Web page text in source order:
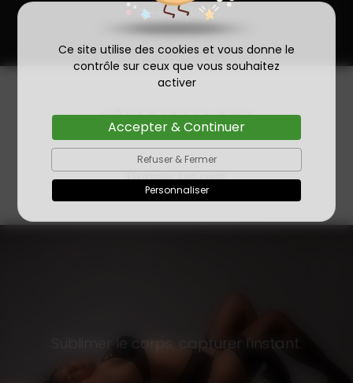
Ce site utilise des cookies et vous donne le
contrôle sur ceux que vous souhaitez
activer
Accepter & Continuer
Refuser & Fermer
Personnaliser
En voir plus
TÉMOIGNAGES
Donner un avis
Sublimer le corps, capturer l'instant.